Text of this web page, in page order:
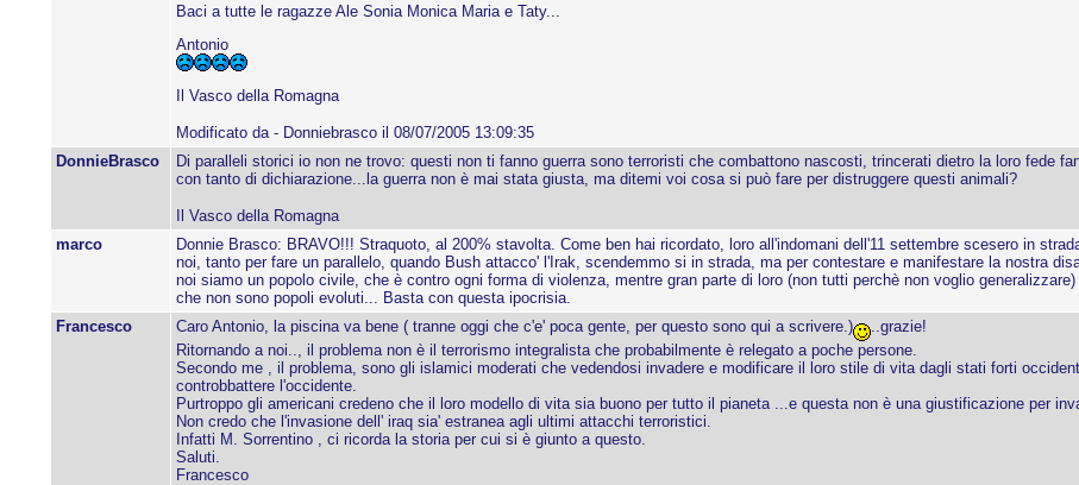
Baci a tutte le ragazze Ale Sonia Monica Maria e Taty...
Antonio
Il Vasco della Romagna
Modificato da - Donniebrasco il 08/07/2005 13:09:35
DonnieBrasco
Di paralleli storici io non ne trovo: questi non ti fanno guerra sono terroristi che combattono nascosti, trincerati dietro la loro fede
con tanto di dichiarazione...la guerra non è mai stata giusta, ma ditemi voi cosa si può fare per distruggere questi animali?
Il Vasco della Romagna
marco
Donnie Brasco: BRAVO!!! Straquoto, al 200% stavolta. Come ben hai ricordato, loro all'indomani dell'11 settembre scesero in
noi, tanto per fare un parallelo, quando Bush attacco' l'Irak, scendemmo si in strada, ma per contestare e manifestare la nostra
noi siamo un popolo civile, che è contro ogni forma di violenza, mentre gran parte di loro (non tutti perchè non voglio
che non sono popoli evoluti... Basta con questa ipocrisia.
Francesco
Caro Antonio, la piscina va bene ( tranne oggi che c'e' poca gente, per questo sono qui a scrivere.)
..grazie!
Ritornando a noi.., il problema non è il terrorismo integralista che probabilmente è relegato a poche persone.
Secondo me , il problema, sono gli islamici moderati che vedendosi invadere e modificare il loro stile di vita dagli stati forti
controbbattere l'occidente.
Purtroppo gli americani credeno che il loro modello di vita sia buono per tutto il pianeta ...e questa non è una giustificazione per
Non credo che l'invasione dell' iraq sia' estranea agli ultimi attacchi terroristici.
Infatti M. Sorrentino , ci ricorda la storia per cui si è giunto a questo.
Saluti.
Francesco